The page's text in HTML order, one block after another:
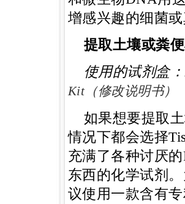
增感兴趣的细菌
提取土壤或粪
使用的试剂盒：
Kit（修改说明书）
如果想要提取
情况下都会选择
充满了各种讨厌
东西的化学试剂
议使用一款含有